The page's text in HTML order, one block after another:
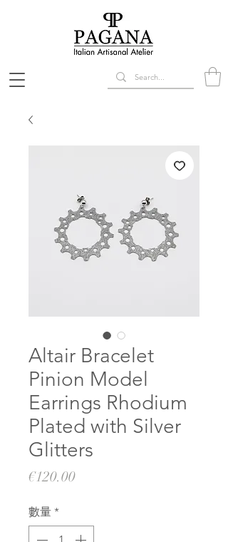
Altair Bracelet
Pinion Model
Earrings Rhodium
Plated with Silver
Glitters
€120.00價
數量 *